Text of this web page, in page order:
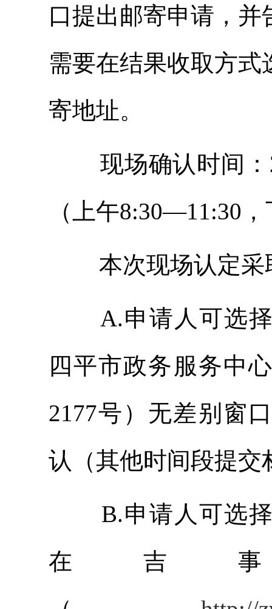
口提出邮寄申请，
需要在结果收取方
寄地址。
现场确认时间：
（上午8:30—11:30
本次现场认定
A.申请人可选
四平市政务服务中
2177号）无差别窗
认（其他时间段提交
B.申请人可选
在吉